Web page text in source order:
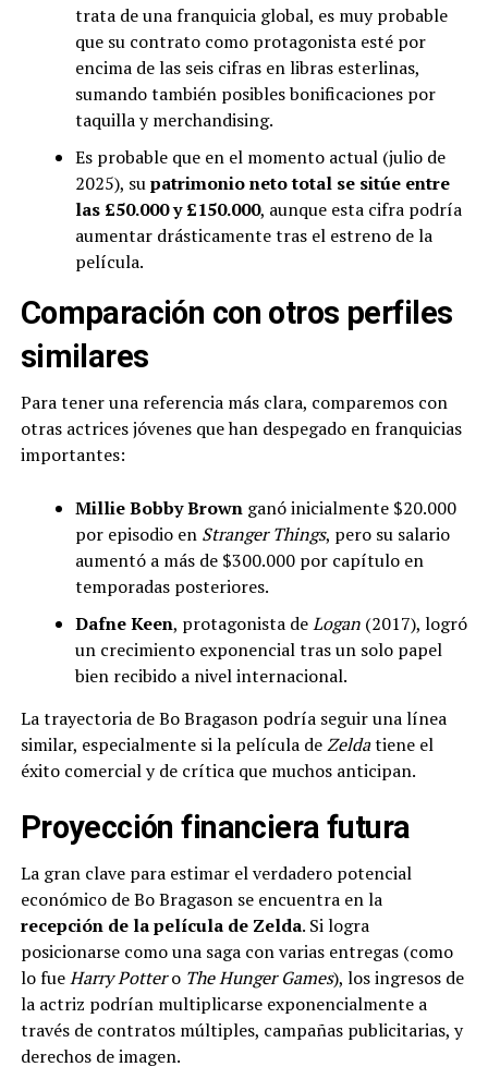
trata de una franquicia global, es muy probable
que su contrato como protagonista esté por
encima de las seis cifras en libras esterlinas,
sumando también posibles bonificaciones por
taquilla y merchandising.
Es probable que en el momento actual (julio de
2025), supatrimonio neto total se sitúe entre
las £50.000 y £150.000, aunque esta cifra podría
aumentar drásticamente tras el estreno de la
película.
Comparación con otros perfiles
similares
Para tener una referencia más clara, comparemos con
otras actrices jóvenes que han despegado en franquicias
importantes:
Millie Bobby Brownganó inicialmente $20.000
por episodio en Stranger Things, pero su salario
aumentó a más de $300.000 por capítulo en
temporadas posteriores.
Dafne Keen, protagonista deLogan(2017), logró
un crecimiento exponencial tras un solo papel
bien recibido a nivel internacional.
La trayectoria de Bo Bragason podría seguir una línea
similar, especialmente si la película deZeldatiene el
éxito comercial y de crítica que muchos anticipan.
Proyección financiera futura
La gran clave para estimar el verdadero potencial
económico de Bo Bragason se encuentra en la
recepción de la película de Zelda. Si logra
posicionarse como una saga con varias entregas (como
lo fueHarry Pottero The Hunger Games), los ingresos de
la actriz podrían multiplicarse exponencialmente a
través de contratos múltiples, campañas publicitarias, y
derechos de imagen.